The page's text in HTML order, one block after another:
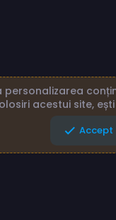
Politică de
acestui site,
Accept